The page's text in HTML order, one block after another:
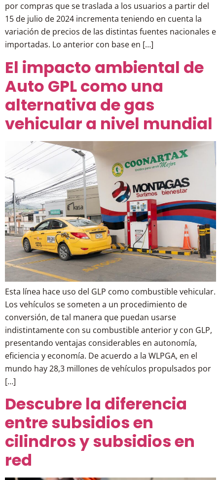
por compras que se traslada a los usuarios a partir del
15 de julio de 2024 incrementa teniendo en cuenta la
variación de precios de las distintas fuentes nacionales e
importadas. Lo anterior con base en […]
El impacto ambiental de
Auto GPL como una
alternativa de gas
vehicular a nivel mundial
Esta línea hace uso del GLP como combustible vehicular.
Los vehículos se someten a un procedimiento de
conversión, de tal manera que puedan usarse
indistintamente con su combustible anterior y con GLP,
presentando ventajas considerables en autonomía,
eficiencia y economía. De acuerdo a la WLPGA, en el
mundo hay 28,3 millones de vehículos propulsados por
[…]
Descubre la diferencia
entre subsidios en
cilindros y subsidios en
red